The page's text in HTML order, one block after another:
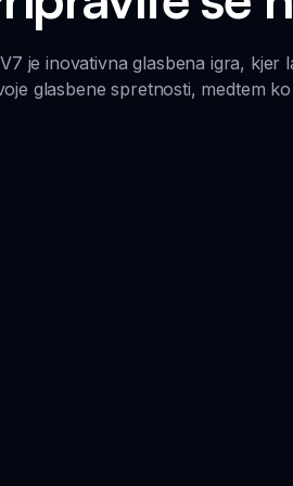
je inovativna glasbena igra, kjer
glasbene spretnosti, medtem